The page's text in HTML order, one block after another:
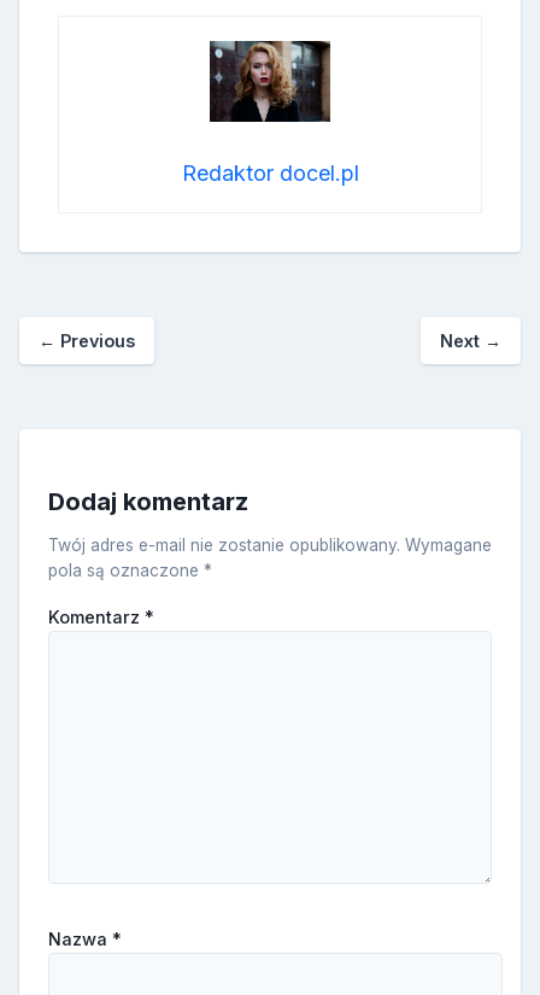
Redaktor docel.pl
← Previous Next →
Dodaj komentarz
Twój adres e-mail nie zostanie opublikowany. Wymagane
pola są oznaczone *
Komentarz *
Nazwa *